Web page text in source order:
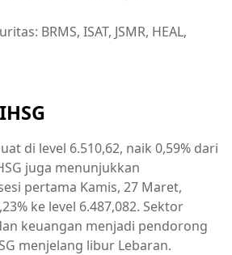
BRMS, ISAT, JSMR, HEAL,
di level 6.510,62, naik 0,59% dari
juga menunjukkan
pertama Kamis, 27 Maret,
ke level 6.487,082. Sektor
keuangan menjadi pendorong
menjelang libur Lebaran.